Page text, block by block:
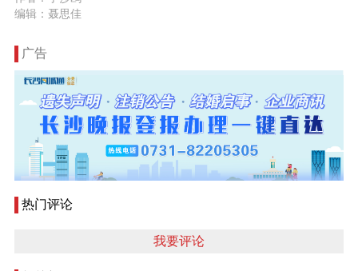
编辑：聂思佳
广告
热门评论
我要评论